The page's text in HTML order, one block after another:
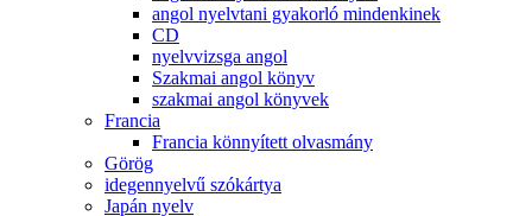
angol nyelvtani gyakorló mindenkinek
CD
nyelvvizsga angol
Szakmai angol könyv
szakmai angol könyvek
Francia
Francia könnyített olvasmány
Görög
idegennyelvű szókártya
Japán nyelv